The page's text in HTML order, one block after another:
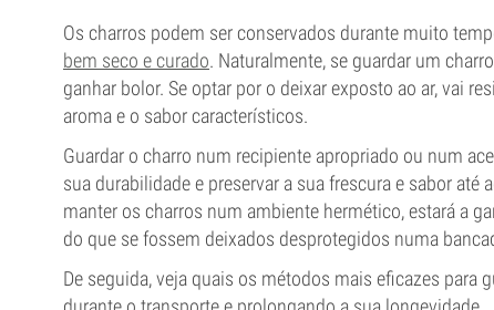
Os charros podem ser conservados durante muito
bem seco e curado. Naturalmente, se guardar um
ganhar bolor. Se optar por o deixar exposto ao ar, vai
aroma e o sabor característicos.
Guardar o charro num recipiente apropriado ou num
sua durabilidade e preservar a sua frescura e sabor
manter os charros num ambiente hermético, estará a
do que se fossem deixados desprotegidos numa
De seguida, veja quais os métodos mais eficazes para